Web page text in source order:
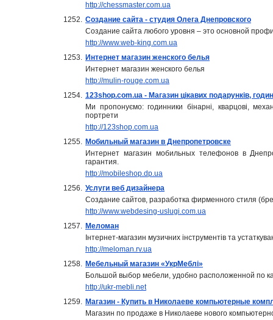
http://chessmaster.com.ua
1252. Создание сайта - студия Олега Днепровского
Создание сайта любого уровня – это основной
http://www.web-king.com.ua
1253. Интернет магазин женского белья
Интернет магазин женского белья
http://mulin-rouge.com.ua
1254. 123shop.com.ua - Магазин цікавих подарунків,
Ми пропонуємо: годинники бінарні, кварцові,
портрети
http://123shop.com.ua
1255. Мобильный магазин в Днепропетровске
Интернет магазин мобильных телефонов в
гарантия.
http://mobileshop.dp.ua
1256. Услуги веб дизайнера
Создание сайтов, разработка фирменного стиля
http://www.webdesing-uslugi.com.ua
1257. Меломан
Інтернет-магазин музичних інструментів та
http://meloman.rv.ua
1258. Мебельный магазин «УкрМеблі»
Большой выбор мебели, удобно расположенной по
http://ukr-mebli.net
1259. Магазин - Купить в Николаеве компьютерные
Магазин по продаже в Николаеве нового